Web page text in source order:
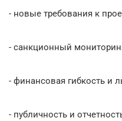
- новые требования к
- санкционный
- финансовая гибкость и
- публичность и